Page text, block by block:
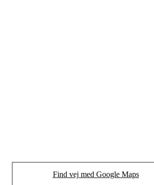
Find vej med Google Maps
(Opens in new tab)